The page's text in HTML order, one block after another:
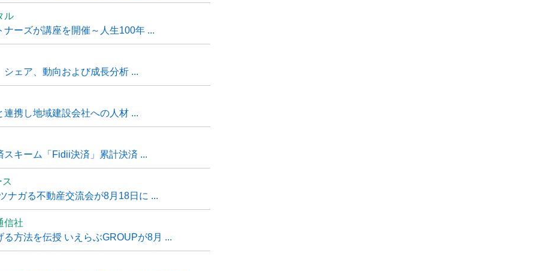
ル
ーズが講座を開催～人生100年 ...
ェア、動向および成長分析 ...
携し地域建設会社への人材 ...
キーム「Fidii決済」累計決済 ...
ナガる不動産交流会が8月18日に ...
信社
方法を伝授 いえらぶGROUPが8月 ...